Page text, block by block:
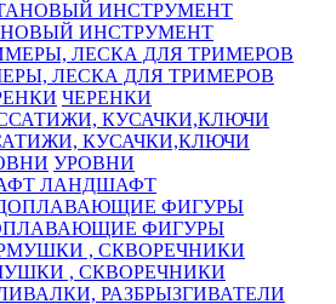
ИНСТРУМЕНТ
ЛЕСКА ДЛЯ ТРИМЕРОВ
ЧЕРЕНКИ
КУСАЧКИ,КЛЮЧИ
УРОВНИ
ЛАНДШАФТ
ФИГУРЫ
, СКВОРЕЧНИКИ